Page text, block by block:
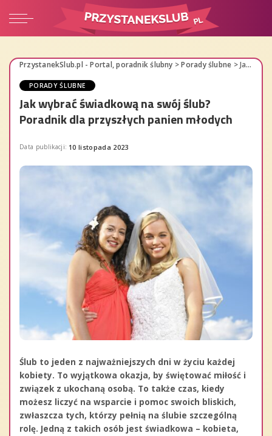
PrzystanekSlub.pl - Portal, poradnik ślubny >Porady ślubne >Jak wybrać świadkową na swój ślub? Poradnik dla przyszłych panien młodych
PORADY ŚLUBNE
Jak wybrać świadkową na swój ślub?
Poradnik dla przyszłych panien młodych
Data publikacji: 10 listopada 2023
Ślub to jeden z najważniejszych dni w życiu każdej
kobiety. To wyjątkowa okazja, by świętować miłość i
związek z ukochaną osobą. To także czas, kiedy
możesz liczyć na wsparcie i pomoc swoich bliskich,
zwłaszcza tych, którzy pełnią na ślubie szczególną
rolę. Jedną z takich osób jest świadkowa – kobieta,